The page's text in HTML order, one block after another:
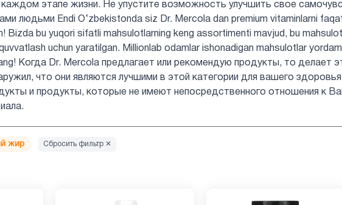
этапе жизни. Не упустите возможность улучшить свое
людьми Endi O‘zbekistonda siz Dr. Mercola dan premium vitaminlarni
Bizda bu yuqori sifatli mahsulotlarning keng assortimenti mavjud, bu
uchun yaratilgan. Millionlab odamlar ishonadigan mahsulotlar
Когда Dr. Mercola предлагает или рекомендую продукты, то делает
что они являются лучшими в этой категории для вашего
и продукты, которые не имеют непосредственного отношения к
жир Сбросить фильтр ✕